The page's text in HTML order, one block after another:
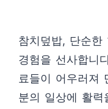
참치덮밥, 단순
경험을 선사합니
료들이 어우러져
분의 일상에 활력